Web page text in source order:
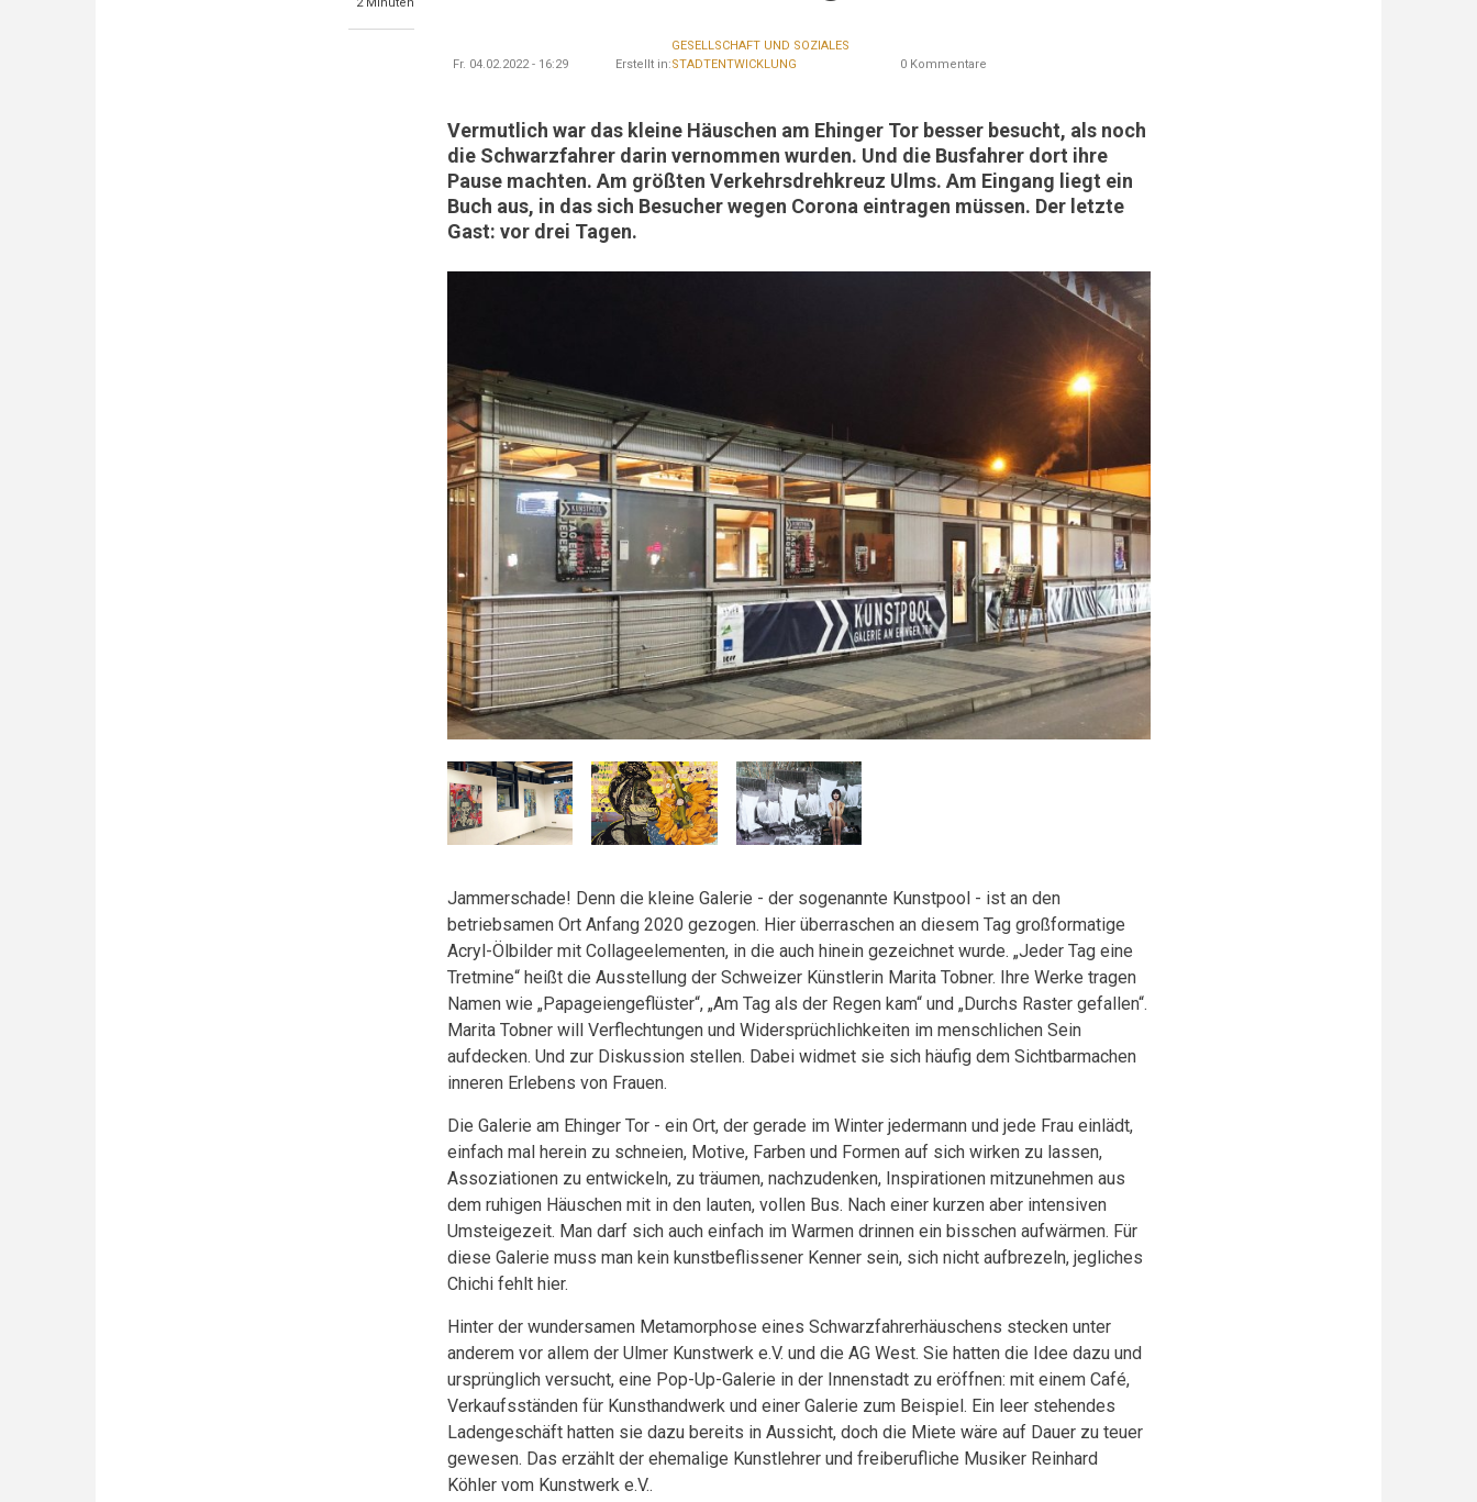
Fr. 04.02.2022 - 16:29 Erstellt in:
GESELLSCHAFT UND SOZIALES
STADTENTWICKLUNG
0 Kommentare
Vermutlich war das kleine Häuschen am Ehinger Tor besser besucht, als noch
die Schwarzfahrer darin vernommen wurden. Und die Busfahrer dort ihre
Pause machten. Am größten Verkehrsdrehkreuz Ulms. Am Eingang liegt ein
Buch aus, in das sich Besucher wegen Corona eintragen müssen. Der letzte
Gast: vor drei Tagen.
Jammerschade! Denn die kleine Galerie - der sogenannte Kunstpool - ist an den
betriebsamen Ort Anfang 2020 gezogen. Hier überraschen an diesem Tag großformatige
Acryl-Ölbilder mit Collageelementen, in die auch hinein gezeichnet wurde. „Jeder Tag eine
Tretmine“ heißt die Ausstellung der Schweizer Künstlerin Marita Tobner. Ihre Werke tragen
Namen wie „Papageiengeflüster“, „Am Tag als der Regen kam“ und „Durchs Raster gefallen“.
Marita Tobner will Verflechtungen und Widersprüchlichkeiten im menschlichen Sein
aufdecken. Und zur Diskussion stellen. Dabei widmet sie sich häufig dem Sichtbarmachen
inneren Erlebens von Frauen.
Die Galerie am Ehinger Tor - ein Ort, der gerade im Winter jedermann und jede Frau einlädt,
einfach mal herein zu schneien, Motive, Farben und Formen auf sich wirken zu lassen,
Assoziationen zu entwickeln, zu träumen, nachzudenken, Inspirationen mitzunehmen aus
dem ruhigen Häuschen mit in den lauten, vollen Bus. Nach einer kurzen aber intensiven
Umsteigezeit. Man darf sich auch einfach im Warmen drinnen ein bisschen aufwärmen. Für
diese Galerie muss man kein kunstbeflissener Kenner sein, sich nicht aufbrezeln, jegliches
Chichi fehlt hier.
Hinter der wundersamen Metamorphose eines Schwarzfahrerhäuschens stecken unter
anderem vor allem der Ulmer Kunstwerk e.V. und die AG West. Sie hatten die Idee dazu und
ursprünglich versucht, eine Pop-Up-Galerie in der Innenstadt zu eröffnen: mit einem Café,
Verkaufsständen für Kunsthandwerk und einer Galerie zum Beispiel. Ein leer stehendes
Ladengeschäft hatten sie dazu bereits in Aussicht, doch die Miete wäre auf Dauer zu teuer
gewesen. Das erzählt der ehemalige Kunstlehrer und freiberufliche Musiker Reinhard
Köhler vom Kunstwerk e.V..